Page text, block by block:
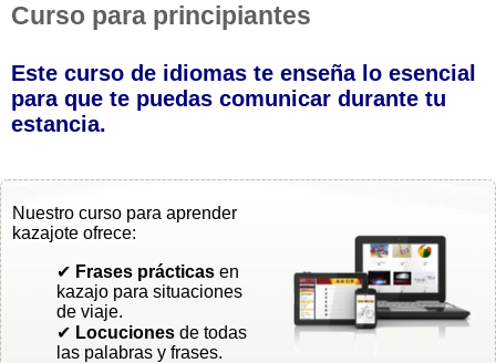
Curso para principiantes
Este curso de idiomas te enseña lo esencial
para que te puedas comunicar durante tu
estancia.
Nuestro curso para aprender
kazajote ofrece:
✔ Frases prácticas en
kazajo para situaciones
de viaje.
✔ Locuciones de todas
las palabras y frases.